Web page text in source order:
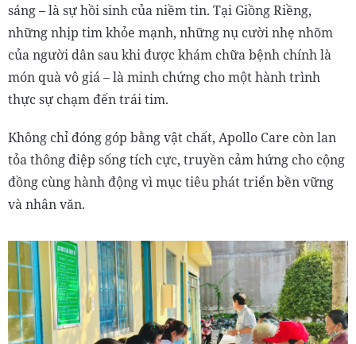
sáng – là sự hồi sinh của niềm tin. Tại Giồng Riềng,
những nhịp tim khỏe mạnh, những nụ cười nhẹ nhõm
của người dân sau khi được khám chữa bệnh chính là
món quà vô giá – là minh chứng cho một hành trình
thực sự chạm đến trái tim.
Không chỉ đóng góp bằng vật chất, Apollo Care còn lan
tỏa thông điệp sống tích cực, truyền cảm hứng cho cộng
đồng cùng hành động vì mục tiêu phát triển bền vững
và nhân văn.